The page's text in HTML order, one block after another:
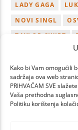
Kako bi Vam omogućili
sadržaja ova web
PRIHVAĆAM SVE
Vaša prethodna
Politiku korištenja
LADY GAGA
NOVI SINGL
TAYLOR SWIFT